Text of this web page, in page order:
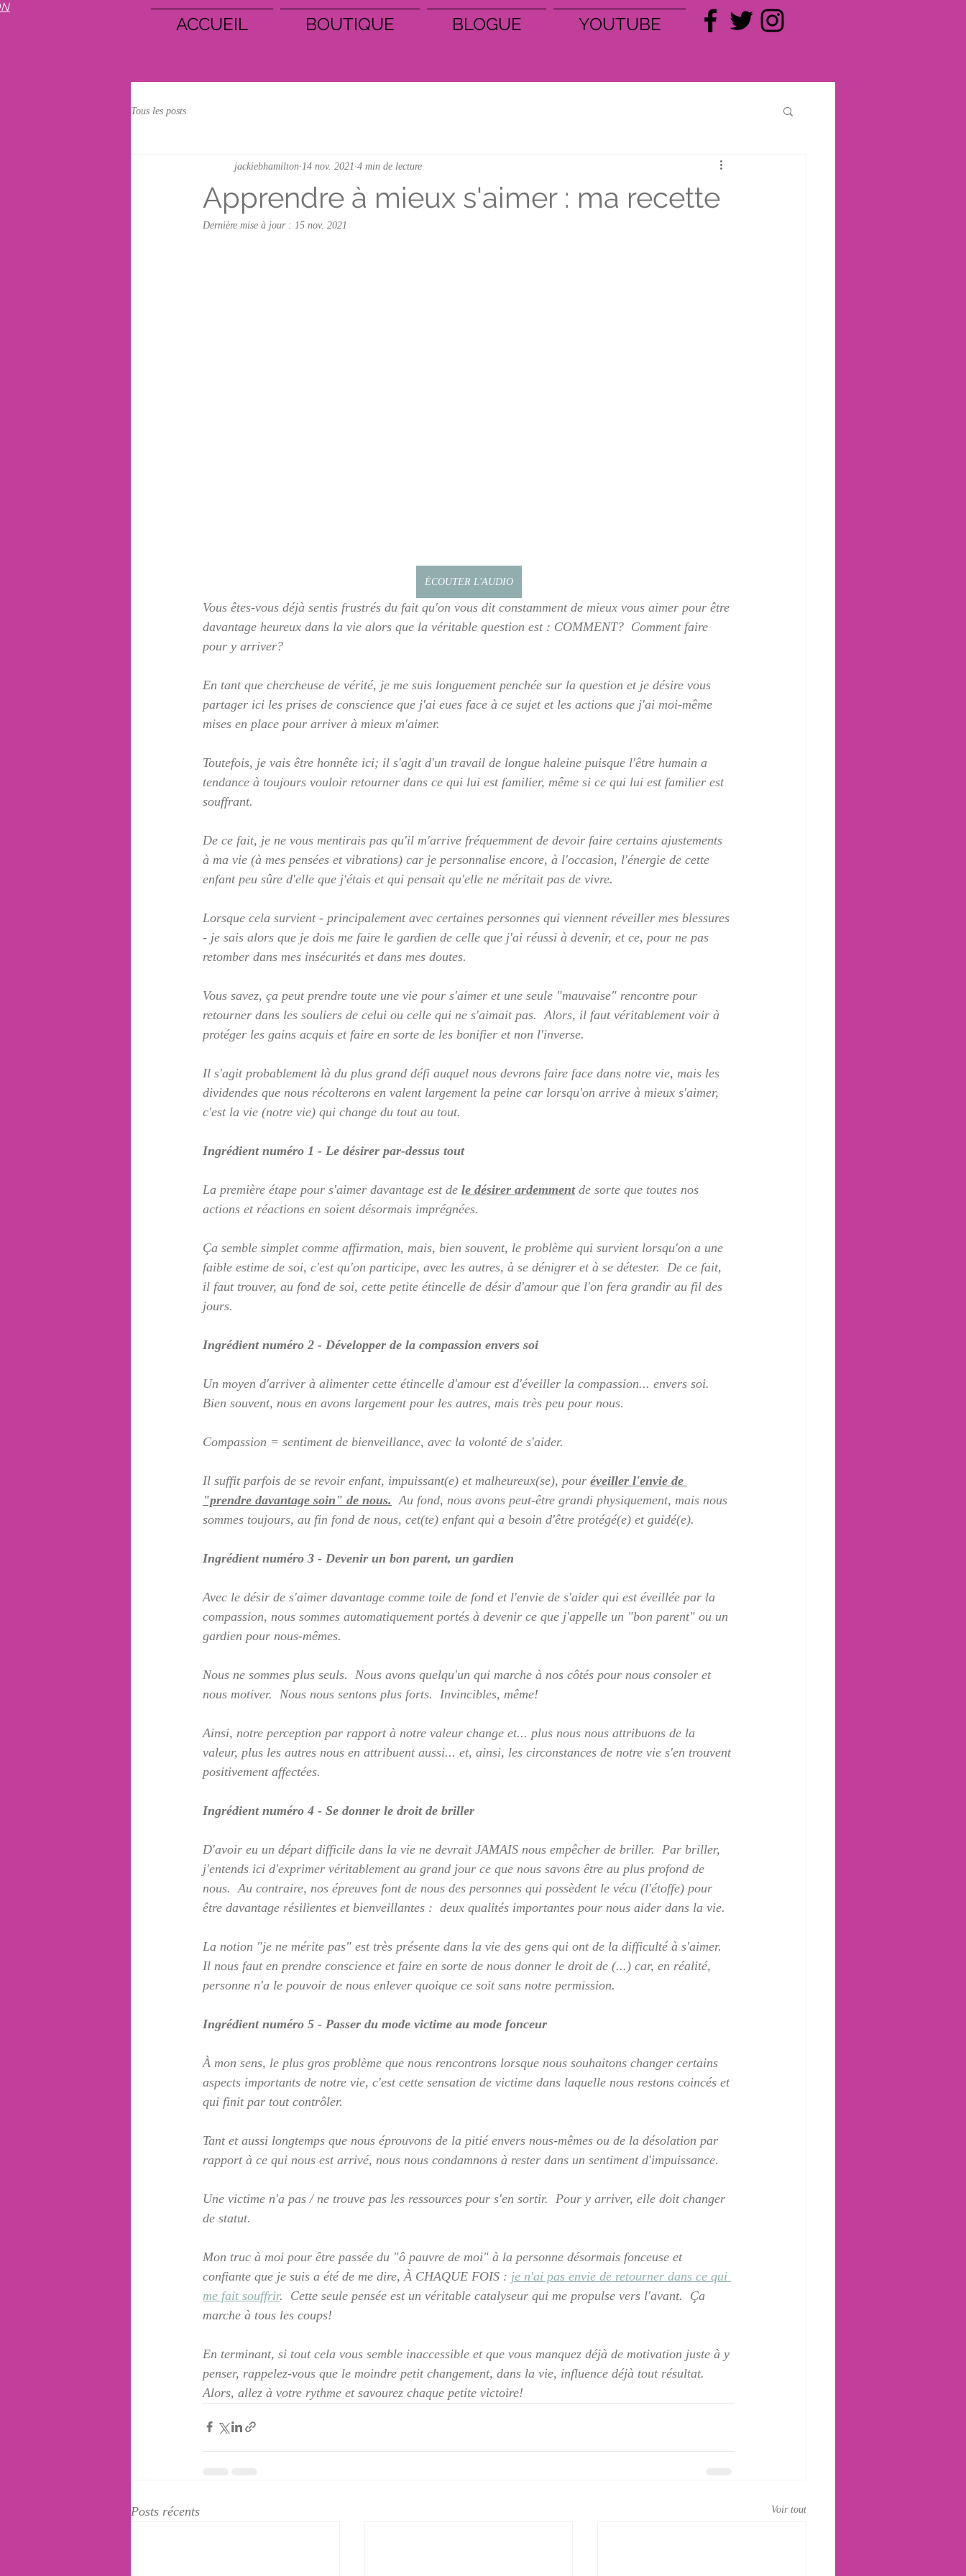
ACCUEIL BOUTIQUE BLOGUE YOUTUBE
Tous les posts
Apprendre à mieux s'aimer : ma recette
jackiebhamilton 14 nov. 2021 4 min de lecture
Dernière mise à jour : 15 nov. 2021
ÉCOUTER L'AUDIO
Vous êtes-vous déjà sentis frustrés du fait qu'on vous dit constamment de mieux vous aimer pour être
davantage heureux dans la vie alors que la véritable question est : COMMENT?  Comment faire
pour y arriver?
En tant que chercheuse de vérité, je me suis longuement penchée sur la question et je désire vous
partager ici les prises de conscience que j'ai eues face à ce sujet et les actions que j'ai moi-même
mises en place pour arriver à mieux m'aimer.
Toutefois, je vais être honnête ici; il s'agit d'un travail de longue haleine puisque l'être humain a
tendance à toujours vouloir retourner dans ce qui lui est familier, même si ce qui lui est familier est
souffrant.
De ce fait, je ne vous mentirais pas qu'il m'arrive fréquemment de devoir faire certains ajustements
à ma vie (à mes pensées et vibrations) car je personnalise encore, à l'occasion, l'énergie de cette
enfant peu sûre d'elle que j'étais et qui pensait qu'elle ne méritait pas de vivre.
Lorsque cela survient - principalement avec certaines personnes qui viennent réveiller mes blessures
- je sais alors que je dois me faire le gardien de celle que j'ai réussi à devenir, et ce, pour ne pas
retomber dans mes insécurités et dans mes doutes.
Vous savez, ça peut prendre toute une vie pour s'aimer et une seule "mauvaise" rencontre pour
retourner dans les souliers de celui ou celle qui ne s'aimait pas.  Alors, il faut véritablement voir à
protéger les gains acquis et faire en sorte de les bonifier et non l'inverse.
Il s'agit probablement là du plus grand défi auquel nous devrons faire face dans notre vie, mais les
dividendes que nous récolterons en valent largement la peine car lorsqu'on arrive à mieux s'aimer,
c'est la vie (notre vie) qui change du tout au tout.
Ingrédient numéro 1 - Le désirer par-dessus tout
La première étape pour s'aimer davantage est de le désirer ardemment de sorte que toutes nos
actions et réactions en soient désormais imprégnées.
Ça semble simplet comme affirmation, mais, bien souvent, le problème qui survient lorsqu'on a une
faible estime de soi, c'est qu'on participe, avec les autres, à se dénigrer et à se détester.  De ce fait,
il faut trouver, au fond de soi, cette petite étincelle de désir d'amour que l'on fera grandir au fil des
jours.
Ingrédient numéro 2 - Développer de la compassion envers soi
Un moyen d'arriver à alimenter cette étincelle d'amour est d'éveiller la compassion... envers soi.
Bien souvent, nous en avons largement pour les autres, mais très peu pour nous.
Compassion = sentiment de bienveillance, avec la volonté de s'aider.
Il suffit parfois de se revoir enfant, impuissant(e) et malheureux(se), pour éveiller l'envie de
"prendre davantage soin" de nous.
  Au fond, nous avons peut-être grandi physiquement, mais nous
sommes toujours, au fin fond de nous, cet(te) enfant qui a besoin d'être protégé(e) et guidé(e).
Ingrédient numéro 3 - Devenir un bon parent, un gardien
Avec le désir de s'aimer davantage comme toile de fond et l'envie de s'aider qui est éveillée par la
compassion, nous sommes automatiquement portés à devenir ce que j'appelle un "bon parent" ou un
gardien pour nous-mêmes.
Nous ne sommes plus seuls.  Nous avons quelqu'un qui marche à nos côtés pour nous consoler et
nous motiver.  Nous nous sentons plus forts.  Invincibles, même!
Ainsi, notre perception par rapport à notre valeur change et... plus nous nous attribuons de la
valeur, plus les autres nous en attribuent aussi... et, ainsi, les circonstances de notre vie s'en trouvent
positivement affectées.
Ingrédient numéro 4 - Se donner le droit de briller
D'avoir eu un départ difficile dans la vie ne devrait JAMAIS nous empêcher de briller.  Par briller,
j'entends ici d'exprimer véritablement au grand jour ce que nous savons être au plus profond de
nous.  Au contraire, nos épreuves font de nous des personnes qui possèdent le vécu (l'étoffe) pour
être davantage résilientes et bienveillantes :  deux qualités importantes pour nous aider dans la vie.
La notion "je ne mérite pas" est très présente dans la vie des gens qui ont de la difficulté à s'aimer.
Il nous faut en prendre conscience et faire en sorte de nous donner le droit de (...) car, en réalité,
personne n'a le pouvoir de nous enlever quoique ce soit sans notre permission.
Ingrédient numéro 5 - Passer du mode victime au mode fonceur
À mon sens, le plus gros problème que nous rencontrons lorsque nous souhaitons changer certains
aspects importants de notre vie, c'est cette sensation de victime dans laquelle nous restons coincés et
qui finit par tout contrôler.
Tant et aussi longtemps que nous éprouvons de la pitié envers nous-mêmes ou de la désolation par
rapport à ce qui nous est arrivé, nous nous condamnons à rester dans un sentiment d'impuissance.
Une victime n'a pas / ne trouve pas les ressources pour s'en sortir.  Pour y arriver, elle doit changer
de statut.
Mon truc à moi pour être passée du "ô pauvre de moi" à la personne désormais fonceuse et
confiante que je suis a été de me dire, À CHAQUE FOIS : je n'ai pas envie de retourner dans ce qui
me fait souffrir.  Cette seule pensée est un véritable catalyseur qui me propulse vers l'avant.  Ça
marche à tous les coups!
En terminant, si tout cela vous semble inaccessible et que vous manquez déjà de motivation juste à y
penser, rappelez-vous que le moindre petit changement, dans la vie, influence déjà tout résultat.
Alors, allez à votre rythme et savourez chaque petite victoire!
Posts récents Voir tout